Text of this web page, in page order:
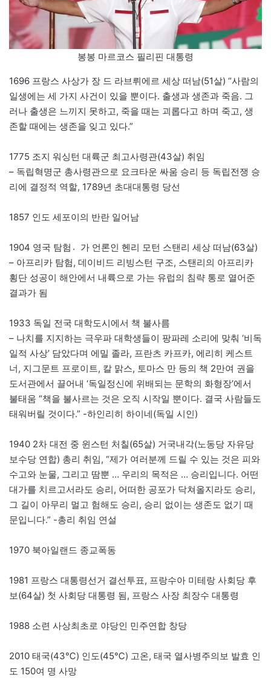
봉봉 마르코스 필리핀 대통령
1696 프랑스 사상가 장 드 라브뤼에르 세상 떠남(51살) “사람의
일생에는 세 가지 사건이 있을 뿐이다. 출생과 생존과 죽음. 그
러나 출생은 느끼지 못하고, 죽을 때는 괴롭다고 하며 죽고, 생
존할 때에는 생존을 잊고 있다.”
1775 조지 워싱턴 대륙군 최고사령관(43살) 취임
– 독립혁명군 총사령관으로 요크타운 싸움 승리 등 독립전쟁 승
리에 결정적 역할, 1789년 초대대통령 당선
1857 인도 세포이의 반란 일어남
1904 영국 탐험가〮 언론인 헨리 모턴 스탠리 세상 떠남(63살)
– 아프리카 탐험, 데이비드 리빙스턴 구조, 스탠리의 아프리카
횡단 성공이 해안에서 내륙으로 가는 유럽의 침략 통로 열어준
결과가 됨
1933 독일 전국 대학도시에서 책 불사름
– 나치를 지지하는 극우파 대학생들이 팡파레 소리에 맞춰 ‘비독
일적 사상’ 담았다며 에밀 졸라, 프란츠 카프카, 에리히 케스트
너, 지그문트 프로이트, 칼 맑스, 토마스 만 등의 책 2만여 권을
도서관에서 끌어내 ‘독일정신에 위배되는 문학의 화형장’에서
불태움 “책을 불사르는 것은 오직 시작일 뿐이다. 결국 사람들도
태워버릴 것이다.” -하인리히 하이네(독일 시인)
1940 2차 대전 중 윈스턴 처칠(65살) 거국내각(노동당 자유당
보수당 연합) 총리 취임, “제가 여러분께 드릴 수 있는 것은 피와
수고와 눈물, 그리고 땀뿐 … 우리의 목적은 … 승리입니다. 어떤
대가를 치르고서라도 승리, 어떠한 공포가 닥쳐올지라도 승리,
그 길이 아무리 멀고 험해도 승리, 승리 없이는 생존도 없기 때
문입니다.” -총리 취임 연설
1970 북아일랜드 종교폭동
1981 프랑스 대통령선거 결선투표, 프랑수아 미테랑 사회당 후
보(64살) 첫 사회당 대통령 됨, 프랑스 사장 최장수 대통령
1988 소련 사상최초로 야당인 민주연합 창당
2010 태국(43℃) 인도(45℃) 고온, 태국 열사병주의보 발효 인
도 150여 명 사망